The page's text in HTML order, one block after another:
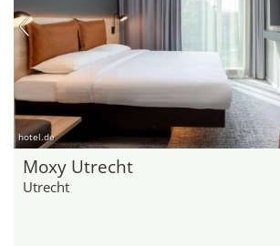
hotel.de
Moxy Utrecht
Utrecht